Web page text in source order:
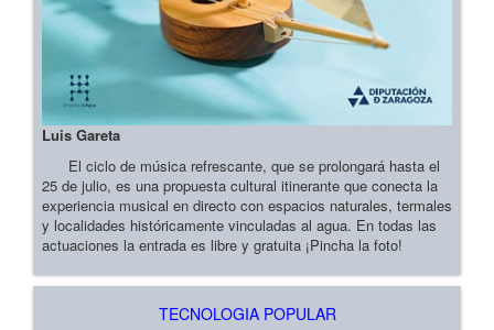
Luis Gareta
El ciclo de música refrescante, que se prolongará hasta el
25 de julio, es una propuesta cultural itinerante que conecta la
experiencia musical en directo con espacios naturales, termales
y localidades históricamente vinculadas al agua. En todas las
actuaciones la entrada es libre y gratuita ¡Pincha la foto!
TECNOLOGIA POPULAR